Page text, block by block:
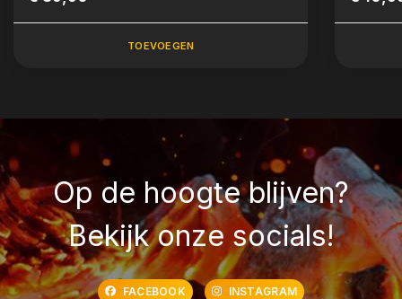
TOEVOEGEN
Op de hoogte blijven?
Bekijk onze socials!
FACEBOOK INSTAGRAM